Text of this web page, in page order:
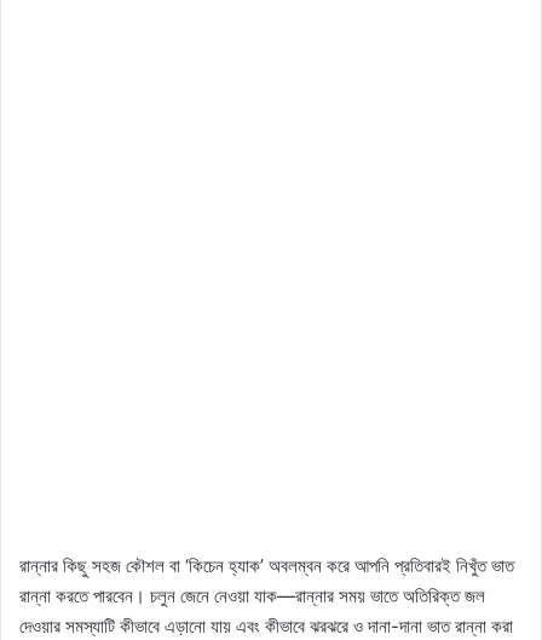
রান্নার কিছু সহজ কৌশল বা ‘কিচেন হ্যাক’ অবলম্বন করে আপনি প্রতিবারই নিখুঁত ভাত
রান্না করতে পারবেন। চলুন জেনে নেওয়া যাক—রান্নার সময় ভাতে অতিরিক্ত জল
দেওয়ার সমস্যাটি কীভাবে এড়ানো যায় এবং কীভাবে ঝরঝরে ও দানা-দানা ভাত রান্না করা